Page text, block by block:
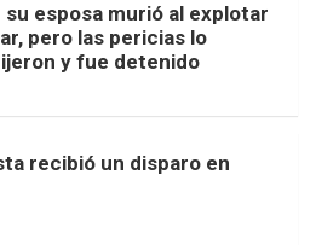
su esposa murió al explotar
pero las pericias lo
y fue detenido
recibió un disparo en